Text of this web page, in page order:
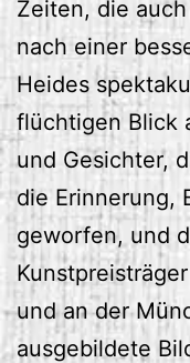
Zeiten, die
nach einer
Heides
flüchtigen Blick
und Gesichter,
die Erinnerung,
geworfen, und
und an der
ausgebildete